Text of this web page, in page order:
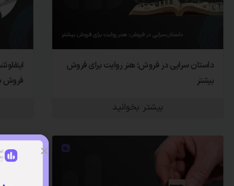
داستان سرایی در فروش؛ هنر روایت برای فروش
بیشتر
بیشتر بخوانید
فروش